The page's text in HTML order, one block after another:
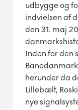
udbygge og
indvielsen af
den 31. maj
Inden for den
herunder da
Lillebælt,
nye